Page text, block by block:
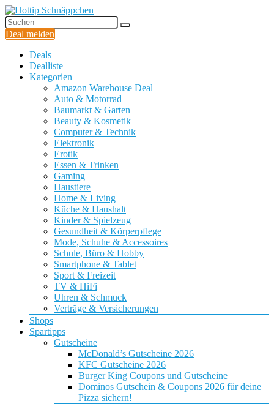
Deal melden
Deals
Dealliste
Kategorien
Amazon Warehouse Deal
Auto & Motorrad
Baumarkt & Garten
Beauty & Kosmetik
Computer & Technik
Elektronik
Erotik
Essen & Trinken
Gaming
Haustiere
Home & Living
Küche & Haushalt
Kinder & Spielzeug
Gesundheit & Körperpflege
Mode, Schuhe & Accessoires
Schule, Büro & Hobby
Smartphone & Tablet
Sport & Freizeit
TV & HiFi
Uhren & Schmuck
Verträge & Versicherungen
Shops
Spartipps
Gutscheine
McDonald’s Gutscheine 2026
KFC Gutscheine 2026
Burger King Coupons und Gutscheine
Dominos Gutschein & Coupons 2026 für deine
Pizza sichern!